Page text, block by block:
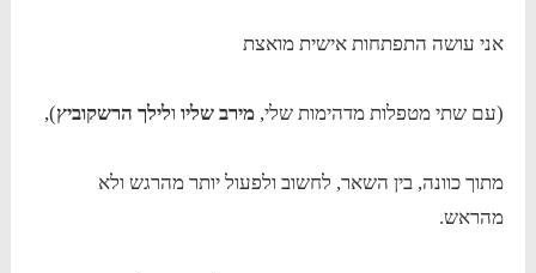
אני עושה התפתחות אישית מואצת
(עם שתי מטפלות מדהימות שלי,מירב שליו ולילך הרשקוביץ),
מתוך כוונה, בין השאר, לחשוב ולפעול יותר מהרגש ולא
מהראש.